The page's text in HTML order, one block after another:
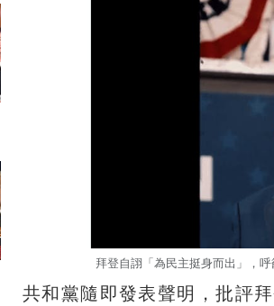
拜登自詡「為民主挺身而出」，
共和黨隨即發表聲明，批評